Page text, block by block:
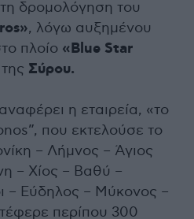
δρομολόγηση του
, λόγω αυξημένου
πλοίο «Blue Star
Σύρου.
η εταιρεία, «το
που εκτελούσε το
– Λήμνος – Άγιος
– Χίος – Βαθύ –
– Εύδηλος – Μύκονος –
περίπου 300